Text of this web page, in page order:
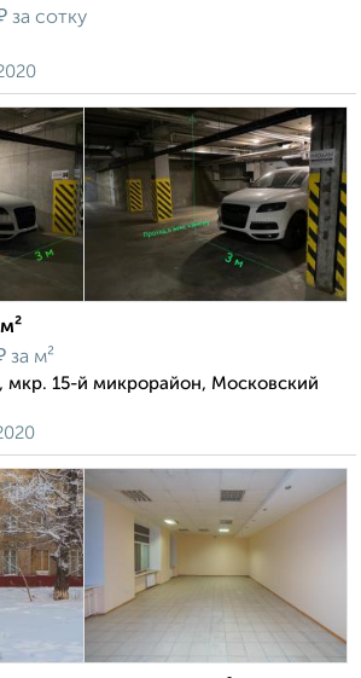
за сотку
за м²
мкр. 15-й микрорайон, Московский